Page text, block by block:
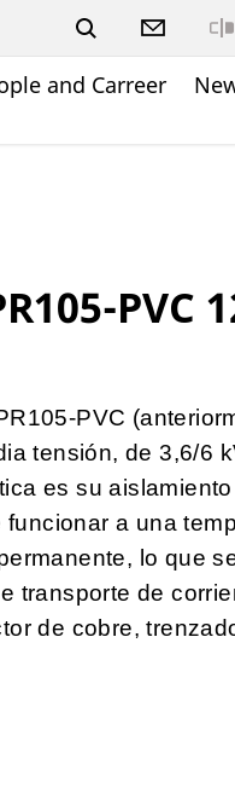
and Carreer
PVC
PVC
tensión, de 3,6/6
es su
funcionar a una
lo que
transporte de
de cobre,